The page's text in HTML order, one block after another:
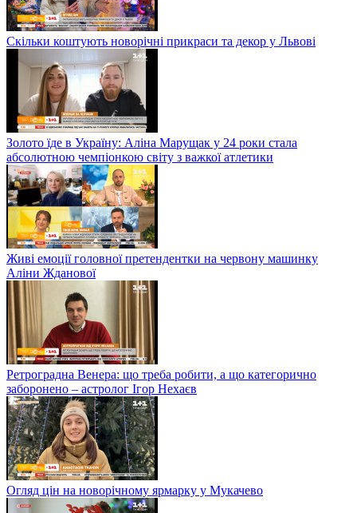
Скільки коштують новорічні прикраси та декор у Львові
Золото їде в Україну: Аліна Марущак у 24 роки стала
абсолютною чемпіонкою світу з важкої атлетики
Живі емоції головної претендентки на червону машинку
Аліни Жданової
Ретроградна Венера: що треба робити, а що категорично
заборонено – астролог Ігор Нехаєв
Огляд цін на новорічному ярмарку у Мукачево